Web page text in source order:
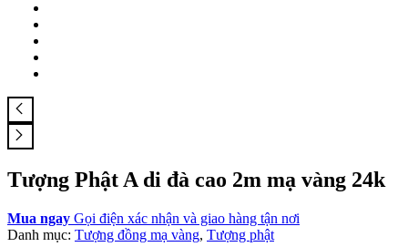
Tượng Phật A di đà cao 2m mạ vàng 24k
Mua ngay Gọi điện xác nhận và giao hàng tận nơi
Danh mục: Tượng đồng mạ vàng, Tượng phật